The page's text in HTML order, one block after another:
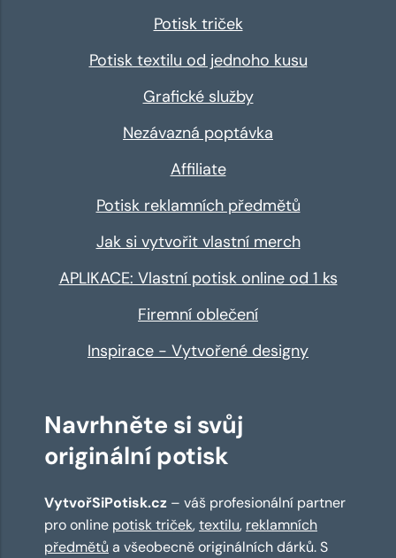
Potisk triček
Potisk textilu od jednoho kusu
Grafické služby
Nezávazná poptávka
Affiliate
Potisk reklamních předmětů
Jak si vytvořit vlastní merch
APLIKACE: Vlastní potisk online od 1 ks
Firemní oblečení
Inspirace - Vytvořené designy
Navrhněte si svůj
originální potisk
VytvořSiPotisk.cz – váš profesionální partner
pro online potisk triček,textilu, reklamních
předmětů a všeobecně originálních dárků. S